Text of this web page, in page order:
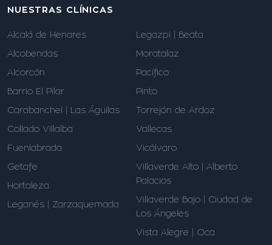
NUESTRAS CLÍNICAS
Alcalá de Henares
Alcobendas
Alcorcón
Barrio El Pilar
Carabanchel | Las Águilas
Collado Villalba
Fuenlabrada
Getafe
Hortaleza
Leganés | Zarzaquemada
Legazpi | Beata
Moratalaz
Pacífico
Pinto
Torrejón de Ardoz
Vallecas
Vicálvaro
Villaverde Alto | Alberto
Palacios
Villaverde Bajo | Ciudad de
Los Ángeles
Vista Alegre | Oca